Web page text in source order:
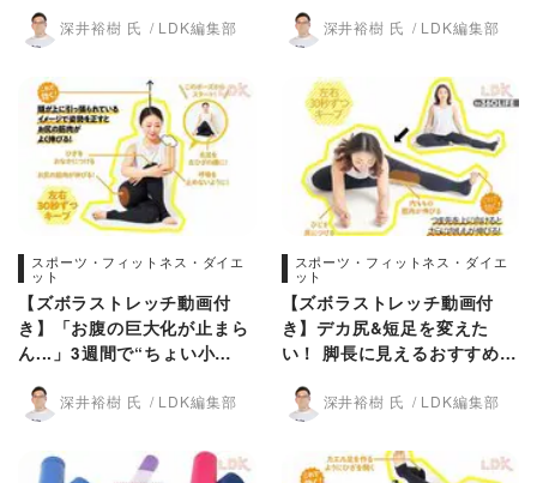
深井裕樹 氏 LDK編集部 深井裕樹 氏 LDK編集部
スポーツ・フィットネス・ダイエ
ット
【ズボラストレッチ動画付
き】「お腹の巨大化が止まら
ん...」3週間で“ちょい小
レッチ深井裕樹 氏 LDK編集部
スポーツ・フィットネス・ダイエ
ット
【ズボラストレッチ動画付
き】デカ尻&短足を変えた
い！ 脚長に見えるおすすめス
深井裕樹 氏 LDK編集部